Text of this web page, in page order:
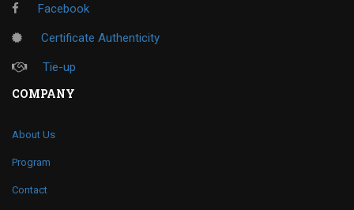
Facebook
Certificate Authenticity
Tie-up
COMPANY
About Us
Program
Contact